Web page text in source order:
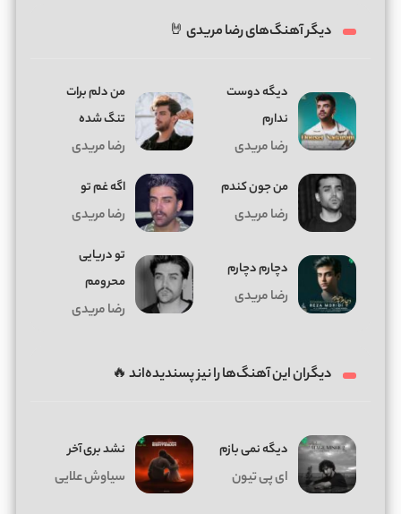
دیگر آهنگ‌های رضا مریدی 🤘
دﻳﮕﻪ دوﺳﺖ
ﻧﺪارم
رضا مریدی
من دلم برات
تنگ شده
رضا مریدی
من جون کندم
رضا مریدی
اگه غم تو
رضا مریدی
دچارم دچارم
رضا مریدی
تو دریایی
محرومم
رضا مریدی
دیگران این آهنگ‌ها را نیز پسندیده‌اند 🔥
دیگه نمی بازم
ای پی تیون
نشد بری آخر
سیاوش علایی